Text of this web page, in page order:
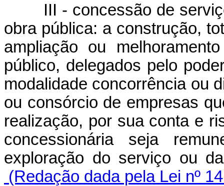
III - concessão de
obra pública: a construção,
ampliação ou
público, delegados pelo
modalidade concorrência ou
ou consórcio de empresas
realização, por sua conta e
concessionária seja
exploração do serviço ou
(Redação dada pela Lei nº